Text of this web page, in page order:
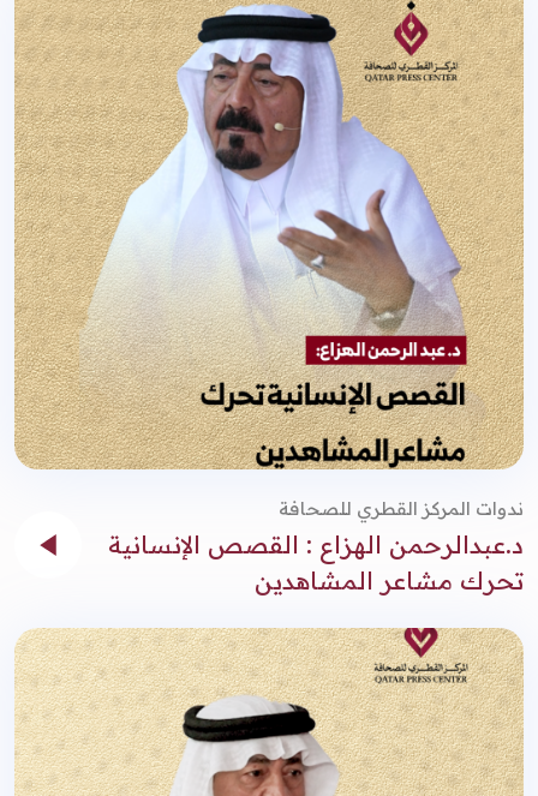
ندوات المركز القطري للصحافة
د.عبدالرحمن الهزاع : القصص الإنسانية
تحرك مشاعر المشاهدين